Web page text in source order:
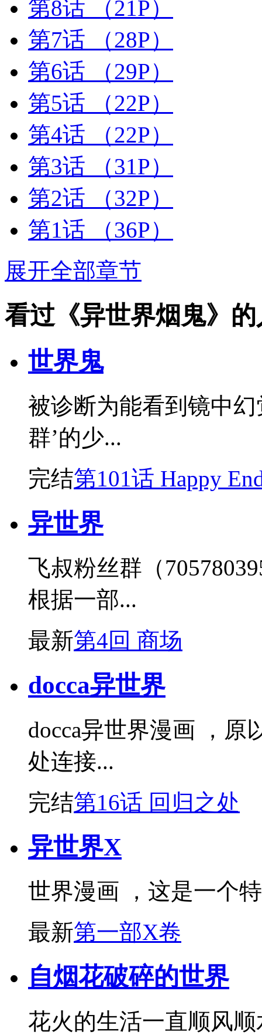
第8话
（21P）
第7话
（28P）
第6话
（29P）
第5话
（22P）
第4话
（22P）
第3话
（31P）
第2话
（32P）
第1话
（36P）
展开全部章节
看过《异世界烟鬼》
世界鬼
被诊断为能看到镜中
群’的少...
完结第101话 Happy
异世界
飞叔粉丝群（
根据一部...
最新第4回 商场
docca异世界
docca异世界漫画 ，原
处连接...
完结第16话 回归之处
异世界X
世界漫画 ，这是一个
最新第一部X卷
自烟花破碎的世界
花火的生活一直顺风